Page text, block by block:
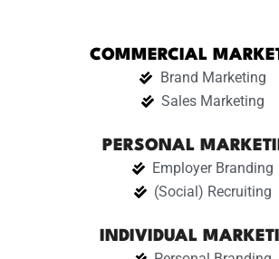
COMMERCIAL
Brand Marketing
Sales Marketing
PERSONAL
Employer Branding
(Social) Recruiting
INDIVIDUAL